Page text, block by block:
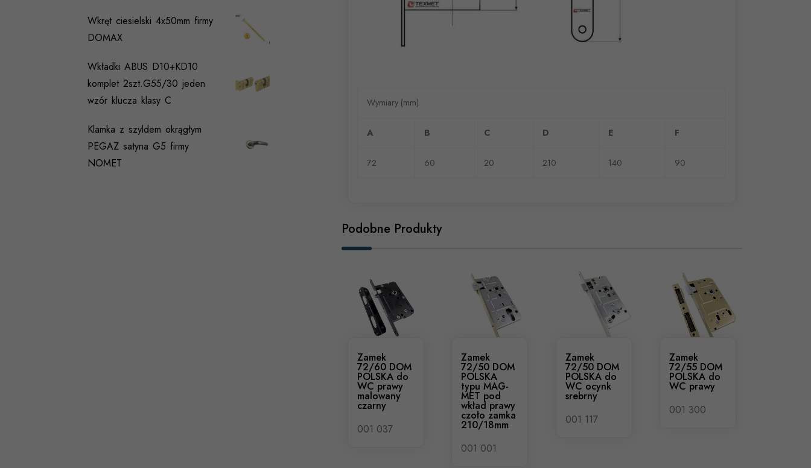
Wymiary (mm)
A B C D E F
72 60 20 210 140 90
Podobne Produkty
Zamek
72/60 DOM
POLSKA do
WC prawy
malowany
czarny
001 037
Zamek
72/50 DOM
POLSKA
typu MAG-
MET pod
wkład prawy
czoło zamka
210/18mm
001 001
Zamek
72/50 DOM
POLSKA do
WC ocynk
srebrny
001 117
Zamek
72/55 DOM
POLSKA do
WC prawy
001 300
Wkręt ciesielski 4x50mm firmy
DOMAX
Wkładki ABUS D10+KD10
komplet 2szt.G55/30 jeden
wzór klucza klasy C
Klamka z szyldem okrągłym
PEGAZ satyna G5 firmy
NOMET